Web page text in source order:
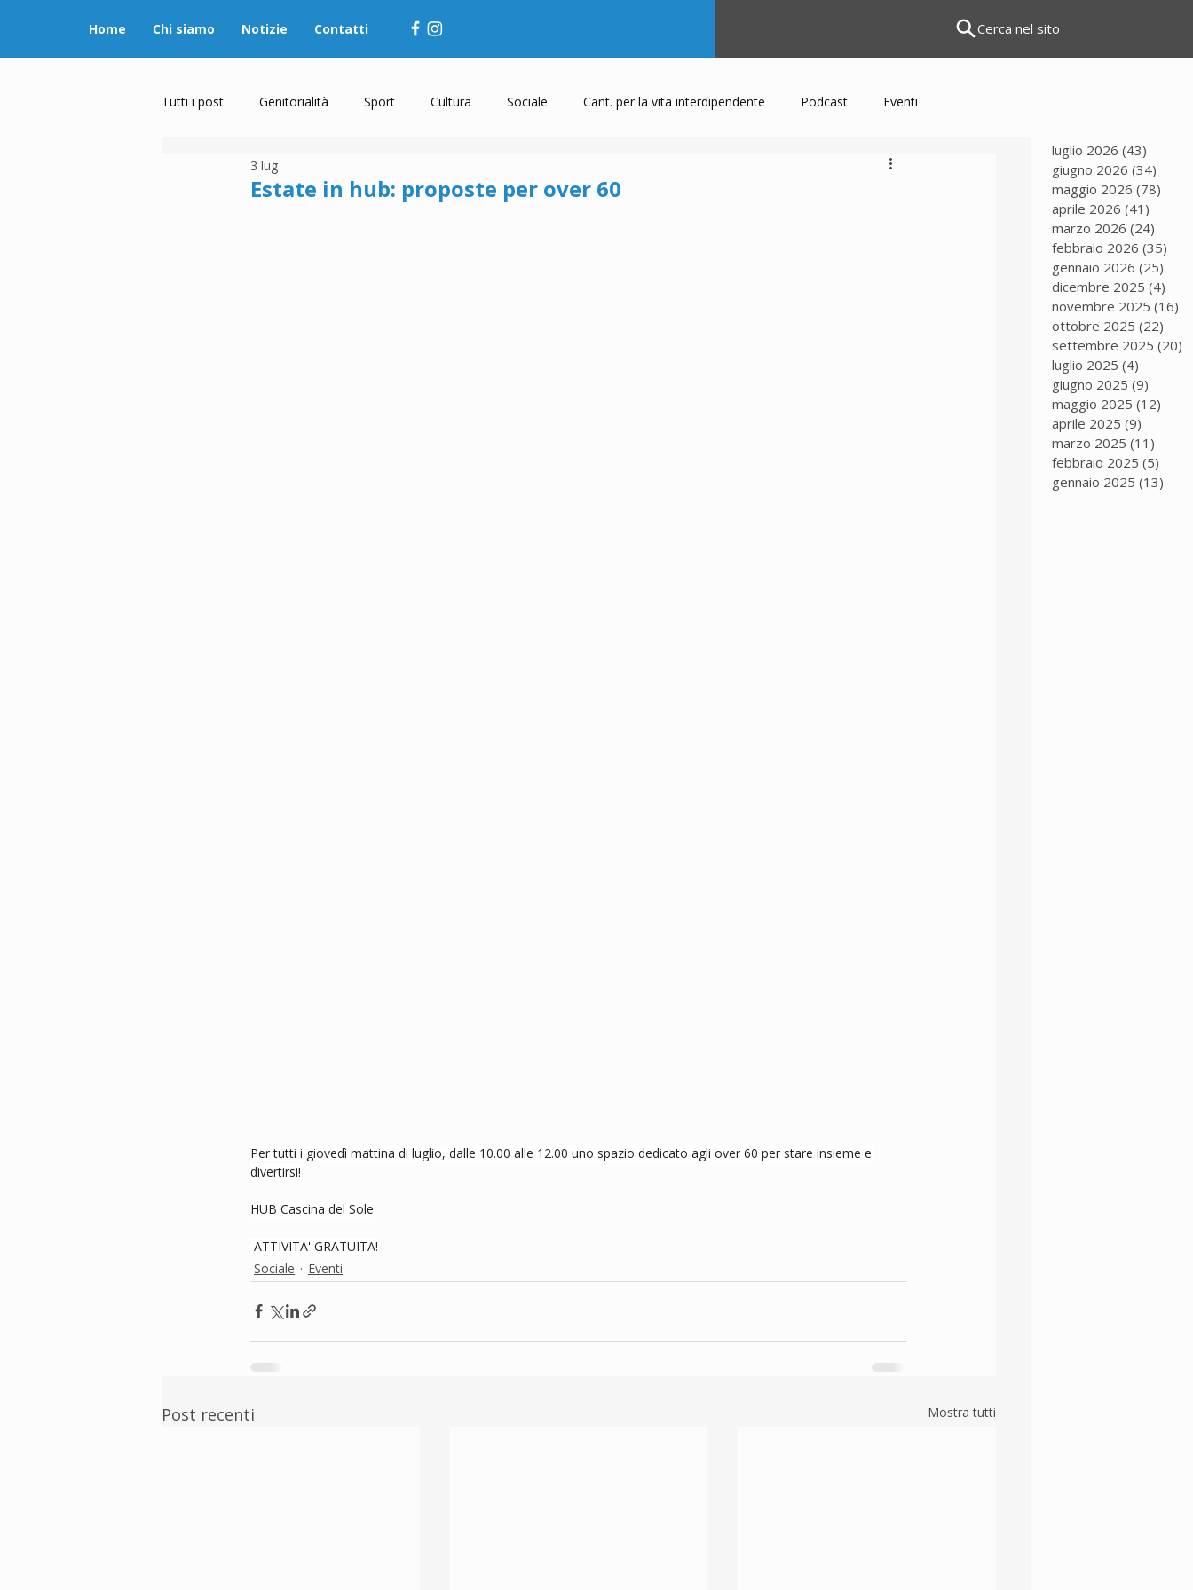
Home Chi siamo Notizie Contatti Cerca nel sito
Tutti i post Genitorialità Sport Cultura Sociale Cant. per la vita interdipendente Podcast Eventi
Estate in hub: proposte per over 60
3 lug
Per tutti i giovedì mattina di luglio, dalle 10.00 alle 12.00 uno spazio dedicato agli over 60 per stare insieme e
divertirsi!
HUB Cascina del Sole
ATTIVITA' GRATUITA!
Sociale
Eventi
Post recenti Mostra tutti
luglio 2026 (43)
giugno 2026 (34)
maggio 2026 (78)
aprile 2026 (41)
marzo 2026 (24)
febbraio 2026 (35)
gennaio 2026 (25)
dicembre 2025 (4)
novembre 2025 (16)
ottobre 2025 (22)
settembre 2025 (20)
luglio 2025 (4)
giugno 2025 (9)
maggio 2025 (12)
aprile 2025 (9)
marzo 2025 (11)
febbraio 2025 (5)
gennaio 2025 (13)